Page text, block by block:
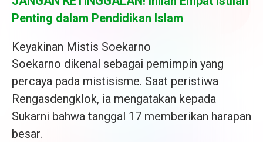
Penting dalam Pendidikan Islam
Keyakinan Mistis Soekarno
Soekarno dikenal sebagai pemimpin yang
percaya pada mistisisme. Saat peristiwa
Rengasdengklok, ia mengatakan kepada
Sukarni bahwa tanggal 17 memberikan harapan
besar.